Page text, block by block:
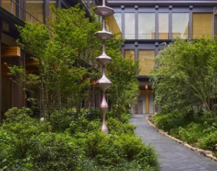
家具 時計
定期便
城県 気仙沼市
形県 東根市 南陽市 三川町
下妻市
木県 大田原市 鹿沼市
葉県 九十九里町